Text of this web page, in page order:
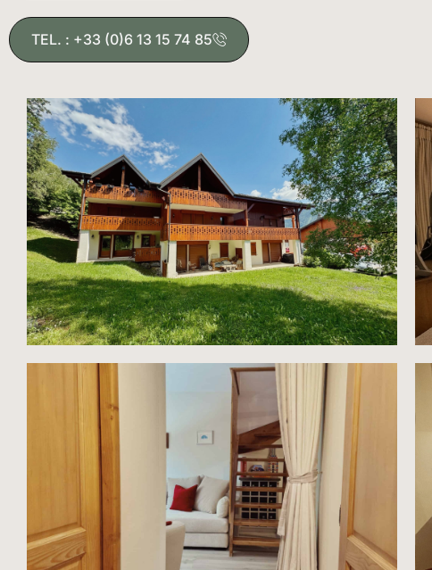
TEL. : +33 (0)6 13 15 74 85